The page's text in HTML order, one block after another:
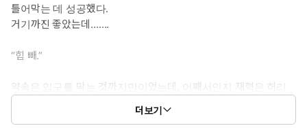
틀어막는 데 성공했다.
거기까진 좋았는데…….
“힘 빼.”
약속은 입구를 막는 것까지만이었는데, 어째서인지 재혁은 허리
의도인지 우연인지 잘 느끼는 지점만 연달아 자극하는 재혁 때문에
더보기